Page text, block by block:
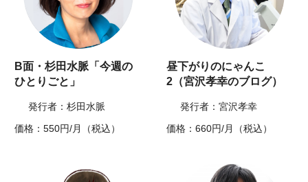
B面・杉田水脈「今週の
ひとりごと」
発行者：杉田水脈
価格：550円/月（税込）
昼下がりのにゃんこ
2（宮沢孝幸のブログ）
発行者：宮沢孝幸
価格：660円/月（税込）